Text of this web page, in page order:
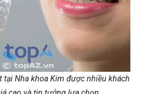
tại Nha khoa Kim được nhiều khách